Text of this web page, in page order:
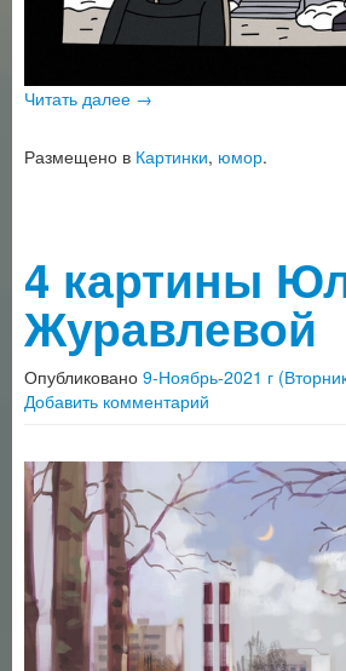
Читать далее →
Размещено в Картинки, юмор.
4 картины
Журавлевой
Опубликовано 9-Ноябрь-2021 г
Добавить комментарий